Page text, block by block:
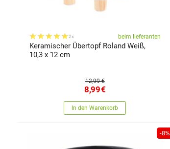
2x beim lieferanten
Keramischer Übertopf Roland Weiß,
10,3 x 12 cm
12,99 €
8,99€
In den Warenkorb
-8%